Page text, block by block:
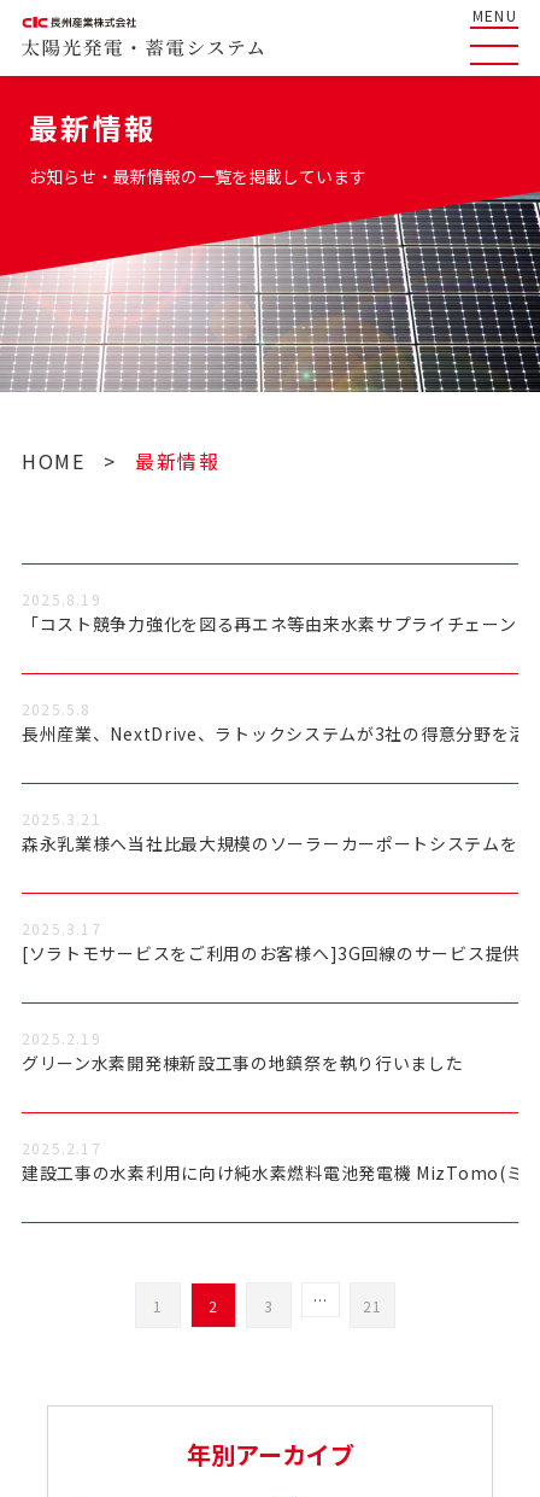
MENU
最新情報
お知らせ・最新情報の一覧を掲載しています
HOME > 最新情報
2025.8.19
「コスト競争力強化を図る再エネ等由来水素サプライチェーン
2025.5.8
長州産業、NextDrive、ラトックシステムが3社の得意分野を活
2025.3.21
森永乳業様へ当社比最大規模のソーラーカーポートシステムを提
2025.3.17
[ソラトモサービスをご利用のお客様へ]3G回線のサービス提供
2025.2.19
グリーン水素開発棟新設工事の地鎮祭を執り行いました
2025.2.17
建設工事の水素利用に向け純水素燃料電池発電機 MizTomo(ミ
1 2 3 … 21
年別アーカイブ